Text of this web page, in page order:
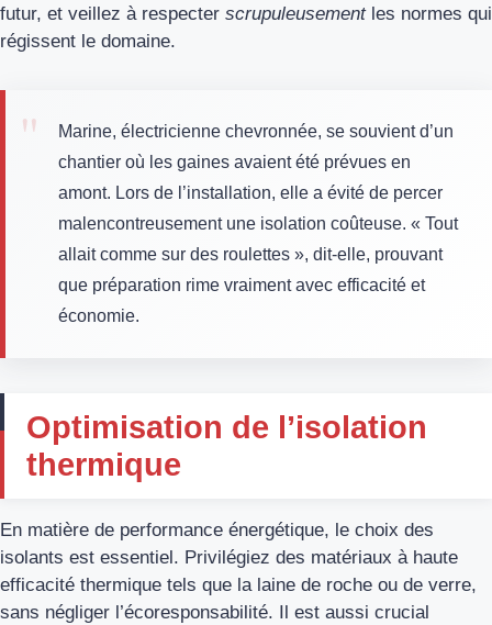
futur, et veillez à respecter scrupuleusementles normes qui
régissent le domaine.
Marine, électricienne chevronnée, se souvient d’un
chantier où les gaines avaient été prévues en
amont. Lors de l’installation, elle a évité de percer
malencontreusement une isolation coûteuse. « Tout
allait comme sur des roulettes », dit-elle, prouvant
que préparation rime vraiment avec efficacité et
économie.
Optimisation de l’isolation
thermique
En matière de performance énergétique, le choix des
isolants est essentiel. Privilégiez des matériaux à haute
efficacité thermique tels que la laine de roche ou de verre,
sans négliger l’écoresponsabilité. Il est aussi crucial